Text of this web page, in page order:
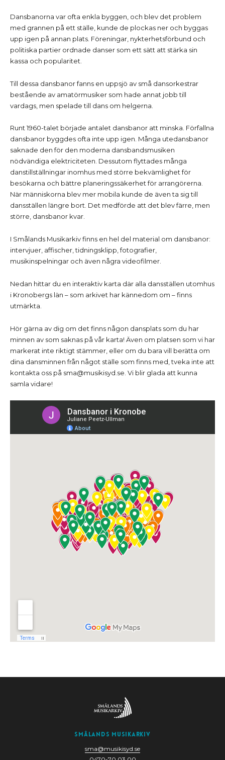
Dansbanorna var ofta enkla byggen, och blev det problem
med grannen på ett ställe, kunde de plockas ner och byggas
upp igen på annan plats. Föreningar, nykterhetsförbund och
politiska partier ordnade danser som ett sätt att stärka sin
kassa och popularitet.
Till dessa dansbanor fanns en uppsjö av små dansorkestrar
bestående av amatörmusiker som hade annat jobb till
vardags, men spelade till dans om helgerna.
Runt 1960-talet började antalet dansbanor att minska. Förfallna
dansbanor byggdes ofta inte upp igen. Många utedansbanor
saknade den för den moderna dansbandsmusiken
nödvändiga elektriciteten. Dessutom flyttades många
danstillställningar inomhus med större bekvämlighet för
besökarna och bättre planeringssäkerhet för arrangörerna.
När människorna blev mer mobila kunde de även ta sig till
dansställen längre bort. Det medförde att det blev färre, men
större, dansbanor kvar.
I Smålands Musikarkiv finns en hel del material om dansbanor:
intervjuer, affischer, tidningsklipp, fotografier,
musikinspelningar och även några videofilmer.
Nedan hittar du en interaktiv karta där alla dansställen utomhus
i Kronobergs län – som arkivet har kännedom om – finns
utmärkta.
Hör gärna av dig om det finns någon dansplats som du har
minnen av som saknas på vår karta! Även om platsen som vi har
markerat inte riktigt stämmer, eller om du bara vill berätta om
dina dansminnen från något ställe som finns med, tveka inte att
kontakta oss på sma@musikisyd.se. Vi blir glada att kunna
samla vidare!
Smålands Musikarkiv
sma@musikisyd.se